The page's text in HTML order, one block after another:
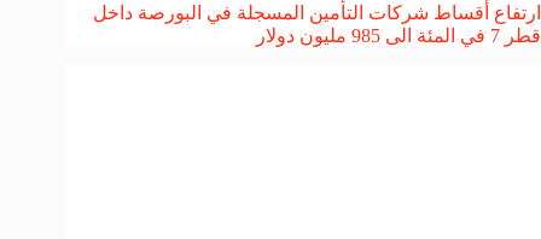
ارتفاع أقساط شركات التأمين المسجلة في البورصة داخل
قطر 7 في المئة الى 985 مليون دولار